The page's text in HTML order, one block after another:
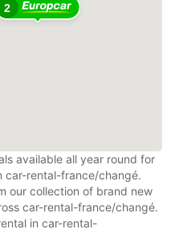
2
available all year round for
car-rental-france/changé.
our collection of brand new
car-rental-france/changé.
in car-rental-